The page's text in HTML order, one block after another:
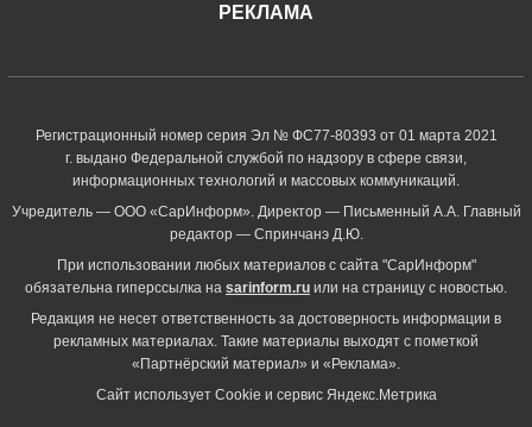
РЕКЛАМА
Регистрационный номер серия Эл № ФС77-80393 от 01 марта 2021
г. выдано Федеральной службой по надзору в сфере связи,
информационных технологий и массовых коммуникаций.
Учредитель — ООО «СарИнформ». Директор — Письменный А.А. Главный
редактор — Спринчанэ Д.Ю.
При использовании любых материалов с сайта "СарИнформ"
обязательна гиперссылка на sarinform.ru или на страницу с новостью.
Редакция не несет ответственность за достоверность информации в
рекламных материалах. Такие материалы выходят с пометкой
«Партнёрский материал» и «Реклама».
Сайт использует Cookie и сервиc Яндекс.Метрика